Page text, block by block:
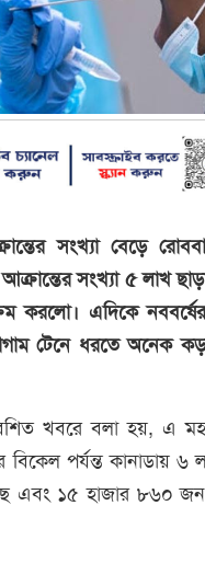
সংখ্যা বেড়ে
সংখ্যা ৫ লাখ
করলো। এদিকে
টেনে ধরতে অনেক
খবরে বলা হয়, এ
পর্যন্ত কানাডায় ৬
এবং ১৫ হাজার ৮৬০ জন